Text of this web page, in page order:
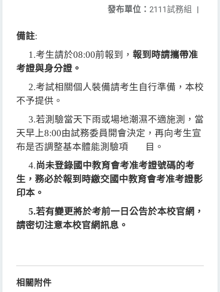
發布單位： 2111試務組 |
備註:
1.考生請於08:00前報到， 報到時請攜帶准
考證與身分證。
2.考試相關個人裝備請考生自行準備，本校
不予提供。
3.若測驗當天下雨或場地潮濕不適施測，當
天早上8:00由試務委員開會決定，再向考生宣
布是否調整基本體能測驗項 目。
4.尚未登錄國中教育會考准考證號碼的考
生，務必於報到時繳交國中教育會考准考證影
印本。
5.若有變更將於考前一日公告於本校官網，
請密切注意本校官網訊息。
相關附件